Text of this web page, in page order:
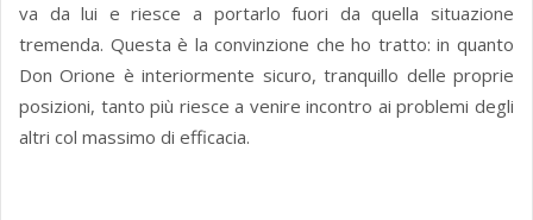
va da lui e riesce a portarlo fuori da quella situazione
tremenda. Questa è la convinzione che ho tratto: in quanto
Don Orione è interiormente sicuro, tranquillo delle proprie
posizioni, tanto più riesce a venire incontro ai problemi degli
altri col massimo di efficacia.